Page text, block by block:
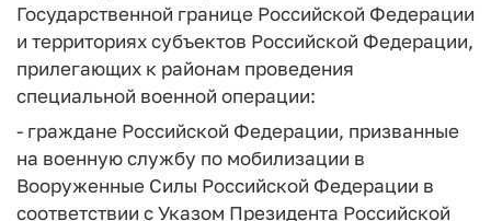
Государственной границе Российской Федерации
и территориях субъектов Российской Федерации,
прилегающих к районам проведения
специальной военной операции:
- граждане Российской Федерации, призванные
на военную службу по мобилизации в
Вооруженные Силы Российской Федерации в
соответствии с Указом Президента Российской